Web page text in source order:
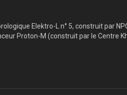
Elektro-L n° 5, construit par
Proton-M (construit par le Centre